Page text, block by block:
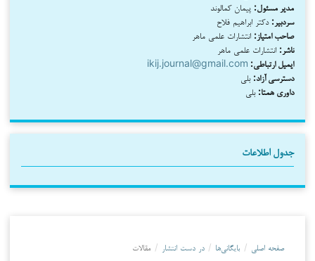
مدیر مسئول: پیمان کمالوند
سردبیر: دکتر ابراهیم فلاح
صاحب امتیاز: انتشارات علمی ماهر
ناشر: انتشارات علمی ماهر
ایمیل ارتباطی: ikij.journal@gmail.com
دسترسی آزاد: بلی
داوری همتا: بلی
جدول اطلاعات
صفحه اصلی / بایگانی‌ها / در دست انتشار / مقالات